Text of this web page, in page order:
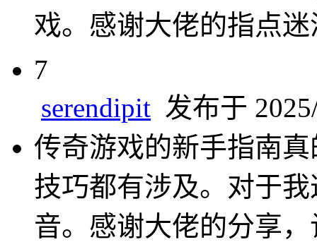
戏。感谢大佬的指点迷
7
serendipit 发布于
传奇游戏的新手指南
技巧都有涉及。对于
音。感谢大佬的分享